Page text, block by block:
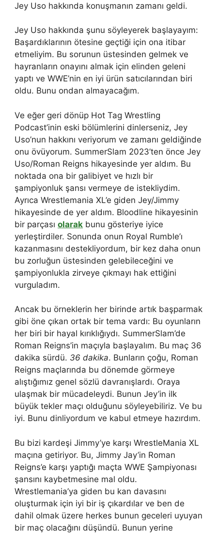
Jey Uso hakkında konuşmanın zamanı geldi.
Jey Uso hakkında şunu söyleyerek başlayayım:
Başardıklarının ötesine geçtiği için ona itibar
etmeliyim. Bu sorunun üstesinden gelmek ve
hayranların onayını almak için elinden geleni
yaptı ve WWE’nin en iyi ürün satıcılarından biri
oldu. Bunu ondan almayacağım.
Ve eğer geri dönüp Hot Tag Wrestling
Podcast’inin eski bölümlerini dinlerseniz, Jey
Uso’nun hakkını veriyorum ve zamanı geldiğinde
onu övüyorum. SummerSlam 2023’ten önce Jey
Uso/Roman Reigns hikayesinde yer aldım. Bu
noktada ona bir galibiyet ve hızlı bir
şampiyonluk şansı vermeye de istekliydim.
Ayrıca Wrestlemania XL’e giden Jey/Jimmy
hikayesinde de yer aldım. Bloodline hikayesinin
bir parçası olarak bunu gösteriye iyice
yerleştirdiler. Sonunda onun Royal Rumble’ı
kazanmasını destekliyordum, bir kez daha onun
bu zorluğun üstesinden gelebileceğini ve
şampiyonlukla zirveye çıkmayı hak ettiğini
vurguladım.
Ancak bu örneklerin her birinde artık başparmak
gibi öne çıkan ortak bir tema vardı: Bu oyunların
her biri bir hayal kırıklığıydı. SummerSlam’de
Roman Reigns’in maçıyla başlayalım. Bu maç 36
dakika sürdü. 36 dakika. Bunların çoğu, Roman
Reigns maçlarında bu dönemde görmeye
alıştığımız genel sözlü davranışlardı. Oraya
ulaşmak bir mücadeleydi. Bunun Jey’in ilk
büyük tekler maçı olduğunu söyleyebiliriz. Ve bu
iyi. Bunu dinliyordum ve kabul etmeye hazırdım.
Bu bizi kardeşi Jimmy’ye karşı WrestleMania XL
maçına getiriyor. Bu, Jimmy Jay’in Roman
Reigns’e karşı yaptığı maçta WWE Şampiyonası
şansını kaybetmesine mal oldu.
Wrestlemania’ya giden bu kan davasını
oluşturmak için iyi bir iş çıkardılar ve ben de
dahil olmak üzere herkes bunun geceleri uyuyan
bir maç olacağını düşündü. Bunun yerine